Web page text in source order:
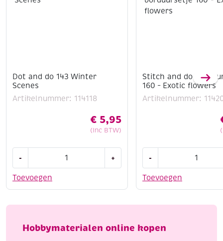
Dot and do 143 Winter
Scenes
Artikelnummer: 114118
€ 5,95
(Inc BTW)
Toevoegen
-
do
Scenes
+
Stitch and do
160 – Exotic flowers
Artikelnummer:
Toevoegen
-
do
-
flowers
Hobbymaterialen online kopen